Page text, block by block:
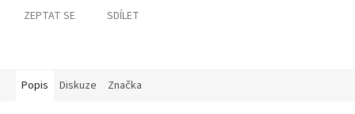
ZEPTAT SE SDÍLET
Popis Diskuze Značka